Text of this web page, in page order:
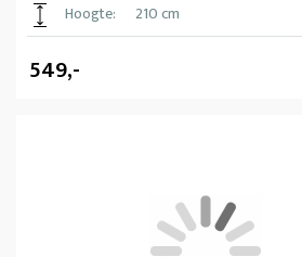
Hoogte:
210 cm
549,-